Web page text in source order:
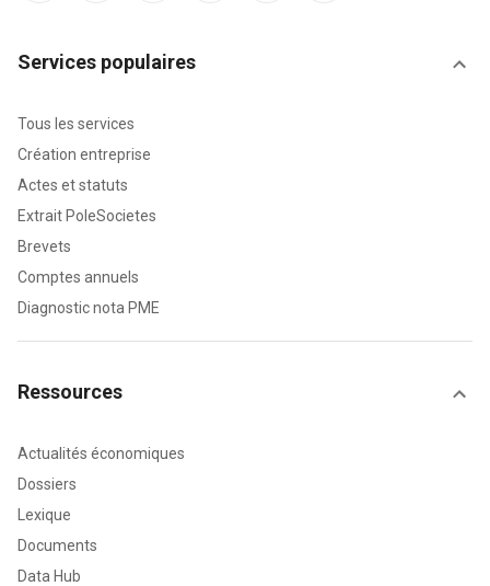
Services populaires
Tous les services
Création entreprise
Actes et statuts
Extrait PoleSocietes
Brevets
Comptes annuels
Diagnostic nota PME
Ressources
Actualités économiques
Dossiers
Lexique
Documents
Data Hub